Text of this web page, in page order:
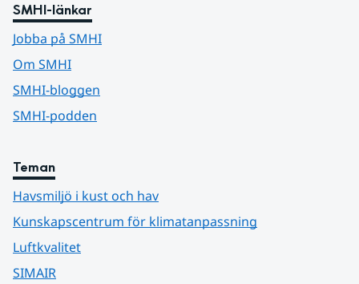
SMHI-länkar
Jobba på SMHI
Om SMHI
SMHI-bloggen
SMHI-podden
Teman
Havsmiljö i kust och hav
Kunskapscentrum för klimatanpassning
Luftkvalitet
SIMAIR